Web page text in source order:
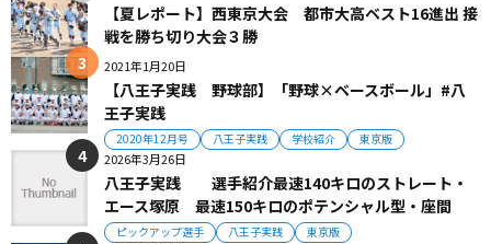
【夏レポート】西東京大会 都市大高ベスト16進出 接
戦を勝ち切り大会３勝
2021年1月20日
【八王子実践 野球部】「野球×ベースボール」#八
王子実践
2020年12月号 八王子実践 学校紹介 東京版
2026年3月26日
八王子実践 選手紹介最速140キロのストレート・
エース塚原 最速150キロのポテンシャル型・座間
ピックアップ選手 八王子実践 東京版